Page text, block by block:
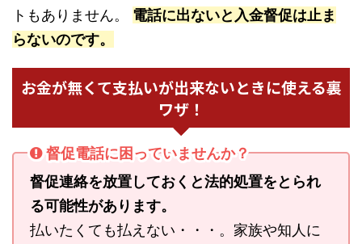
トもありません。 電話に出ないと入金督促は止ま
らないのです。
お金が無くて支払いが出来ないときに使える裏
ワザ！
督促電話に困っていませんか？
督促連絡を放置しておくと法的処置をとられ
る可能性があります。
払いたくても払えない・・・。家族や知人に